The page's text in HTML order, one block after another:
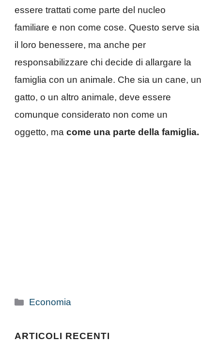
essere trattati come parte del nucleo
familiare e non come cose. Questo serve sia
il loro benessere, ma anche per
responsabilizzare chi decide di allargare la
famiglia con un animale. Che sia un cane, un
gatto, o un altro animale, deve essere
comunque considerato non come un
oggetto, ma come una parte della famiglia.
Categorie
Economia
ARTICOLI RECENTI